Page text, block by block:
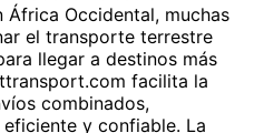
África Occidental, muchas
el transporte terrestre
llegar a destinos más
facilita la
combinados,
y confiable. La